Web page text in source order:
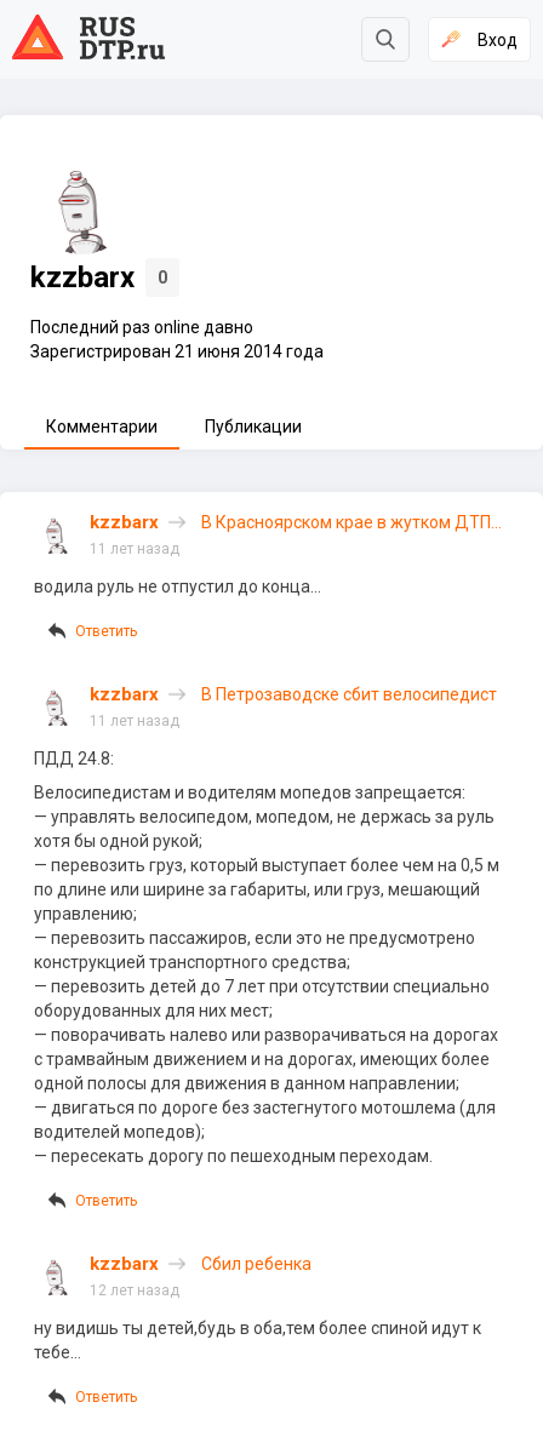
Вход
kzzbarx 0
Последний раз online давно
Зарегистрирован 21 июня 2014 года
Комментарии Публикации
kzzbarx
В Красноярском крае в жутком ДТП
11 лет назад
водила руль не отпустил до конца…
Ответить
kzzbarx В Петрозаводске сбит велосипедист
11 лет назад
ПДД 24.8:
Велосипедистам и водителям мопедов запрещается:
— управлять велосипедом, мопедом, не держась за руль
хотя бы одной рукой;
— перевозить груз, который выступает более чем на 0,5 м
по длине или ширине за габариты, или груз, мешающий
управлению;
— перевозить пассажиров, если это не предусмотрено
конструкцией транспортного средства;
— перевозить детей до 7 лет при отсутствии специально
оборудованных для них мест;
— поворачивать налево или разворачиваться на дорогах
с трамвайным движением и на дорогах, имеющих более
одной полосы для движения в данном направлении;
— двигаться по дороге без застегнутого мотошлема (для
водителей мопедов);
— пересекать дорогу по пешеходным переходам.
Ответить
kzzbarx Сбил ребенка
12 лет назад
ну видишь ты детей,будь в оба,тем более спиной идут к
тебе…
Ответить